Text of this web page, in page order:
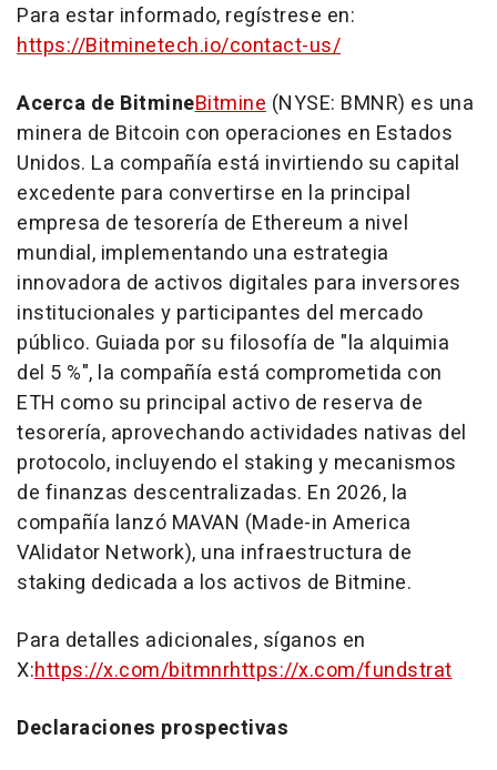
Para estar informado, regístrese en:
https://Bitminetech.io/contact-us/
Acerca de BitmineBitmine (NYSE: BMNR) es una
minera de Bitcoin con operaciones en Estados
Unidos. La compañía está invirtiendo su capital
excedente para convertirse en la principal
empresa de tesorería de Ethereum a nivel
mundial, implementando una estrategia
innovadora de activos digitales para inversores
institucionales y participantes del mercado
público. Guiada por su filosofía de "la alquimia
del 5 %", la compañía está comprometida con
ETH como su principal activo de reserva de
tesorería, aprovechando actividades nativas del
protocolo, incluyendo el staking y mecanismos
de finanzas descentralizadas. En 2026, la
compañía lanzó MAVAN (Made-in America
VAlidator Network), una infraestructura de
staking dedicada a los activos de Bitmine.
Para detalles adicionales, síganos en
X:https://x.com/bitmnrhttps://x.com/fundstrat
Declaraciones prospectivas